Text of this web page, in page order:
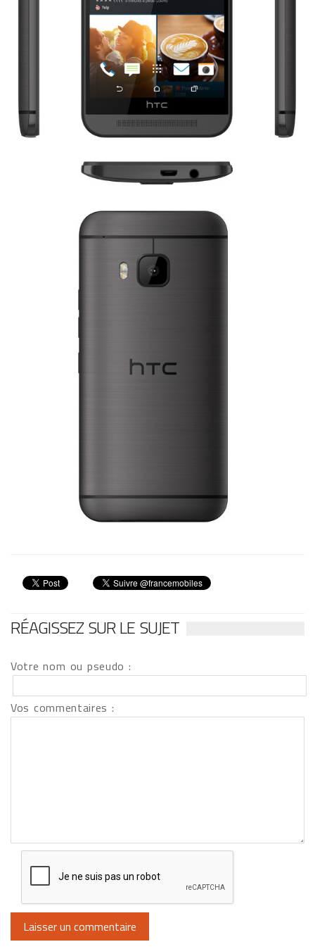
RÉAGISSEZ SUR LE SUJET
Votre nom ou pseudo :
Vos commentaires :